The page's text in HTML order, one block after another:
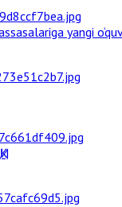
yangi